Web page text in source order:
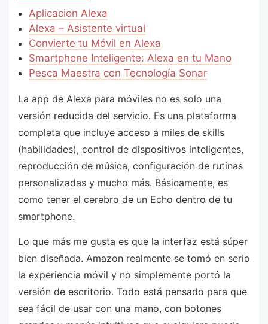
Aplicacion Alexa
Alexa – Asistente virtual
Convierte tu Móvil en Alexa
Smartphone Inteligente: Alexa en tu Mano
Pesca Maestra con Tecnología Sonar
La app de Alexa para móviles no es solo una
versión reducida del servicio. Es una plataforma
completa que incluye acceso a miles de skills
(habilidades), control de dispositivos inteligentes,
reproducción de música, configuración de rutinas
personalizadas y mucho más. Básicamente, es
como tener el cerebro de un Echo dentro de tu
smartphone.
Lo que más me gusta es que la interfaz está súper
bien diseñada. Amazon realmente se tomó en serio
la experiencia móvil y no simplemente portó la
versión de escritorio. Todo está pensado para que
sea fácil de usar con una mano, con botones